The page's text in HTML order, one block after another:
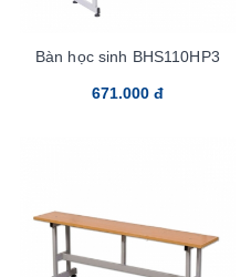
Bàn học sinh BHS110HP3
671.000 đ